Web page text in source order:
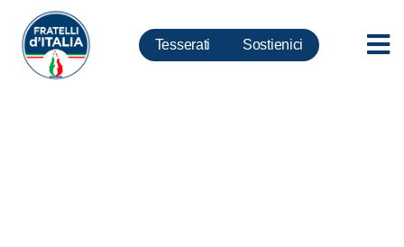
Tesserati Sostienici